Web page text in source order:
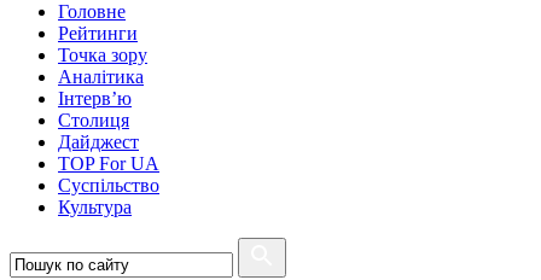
Головне
Рейтинги
Точка зору
Аналітика
Інтерв’ю
Столиця
Дайджест
TOP For UA
Суспiльство
Культура